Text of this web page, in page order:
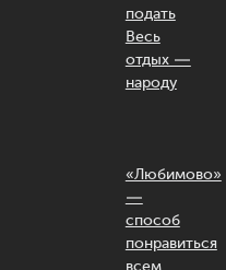
подать
Весь
отдых —
народу
«Любимово»
—
способ
понравиться
всем